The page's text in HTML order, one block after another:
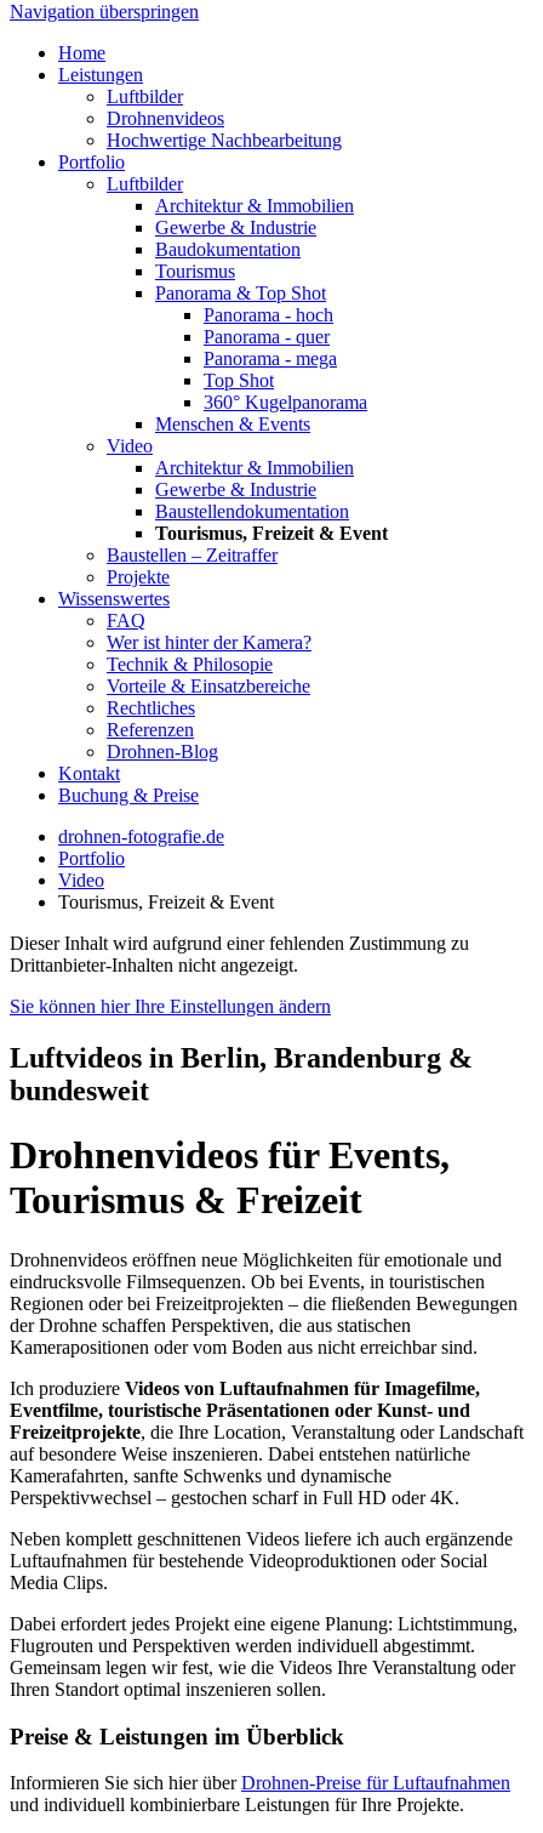
Navigation überspringen
Home
Leistungen
Luftbilder
Drohnenvideos
Hochwertige Nachbearbeitung
Portfolio
Luftbilder
Architektur & Immobilien
Gewerbe & Industrie
Baudokumentation
Tourismus
Panorama & Top Shot
Panorama - hoch
Panorama - quer
Panorama - mega
Top Shot
360° Kugelpanorama
Menschen & Events
Video
Architektur & Immobilien
Gewerbe & Industrie
Baustellendokumentation
Tourismus, Freizeit & Event
Baustellen – Zeitraffer
Projekte
Wissenswertes
FAQ
Wer ist hinter der Kamera?
Technik & Philosopie
Vorteile & Einsatzbereiche
Rechtliches
Referenzen
Drohnen-Blog
Kontakt
Buchung & Preise
drohnen-fotografie.de
Portfolio
Video
Tourismus, Freizeit & Event
Dieser Inhalt wird aufgrund einer fehlenden Zustimmung zu
Drittanbieter-Inhalten nicht angezeigt.
Sie können hier Ihre Einstellungen ändern
Luftvideos in Berlin, Brandenburg &
bundesweit
Drohnenvideos für Events,
Tourismus & Freizeit
Drohnenvideos eröffnen neue Möglichkeiten für emotionale und
eindrucksvolle Filmsequenzen. Ob bei Events, in touristischen
Regionen oder bei Freizeitprojekten – die fließenden Bewegungen
der Drohne schaffen Perspektiven, die aus statischen
Kamerapositionen oder vom Boden aus nicht erreichbar sind.
Ich produziere Videos von Luftaufnahmen für Imagefilme,
Eventfilme, touristische Präsentationen oder Kunst- und
Freizeitprojekte, die Ihre Location, Veranstaltung oder Landschaft
auf besondere Weise inszenieren. Dabei entstehen natürliche
Kamerafahrten, sanfte Schwenks und dynamische
Perspektivwechsel – gestochen scharf in Full HD oder 4K.
Neben komplett geschnittenen Videos liefere ich auch ergänzende
Luftaufnahmen für bestehende Videoproduktionen oder Social
Media Clips.
Dabei erfordert jedes Projekt eine eigene Planung: Lichtstimmung,
Flugrouten und Perspektiven werden individuell abgestimmt.
Gemeinsam legen wir fest, wie die Videos Ihre Veranstaltung oder
Ihren Standort optimal inszenieren sollen.
Preise & Leistungen im Überblick
Informieren Sie sich hier überDrohnen-Preise für Luftaufnahmen
und individuell kombinierbare Leistungen für Ihre Projekte.